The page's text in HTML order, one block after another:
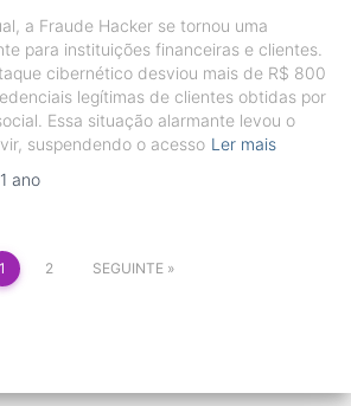
a Fraude Hacker se tornou uma
para instituições financeiras e clientes.
cibernético desviou mais de R$ 800
legítimas de clientes obtidas por
Essa situação alarmante levou o
suspendendo o acesso Ler mais
1 ano
1 2 SEGUINTE